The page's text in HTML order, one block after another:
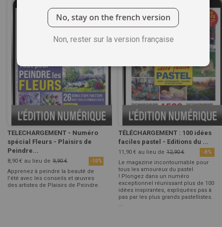
TELECHARGEMENT - Numéro
spécial Fleurs - Plaisirs de
Peindre...
8,90 € au lieu de 9,90 € -10%
Apprenez à peindre la beauté de
l'été avec les conseils et œuvres
des artistes de Plaisirs de Peindre.
TÉLÉCHARGEMENT : 100 idées
faciles pastel - Editions du ...
11,90 € au lieu de 12,90 € -8%
Le magazine incontournable pour
tous les amoureux du pastel
! Plongez dans un numéro
exceptionnel réunissant plus de 100
idées inspirantes, expliquées pas à
pas par les plus grands pastellistes.
No, stay on the french version
Non, rester sur la version française